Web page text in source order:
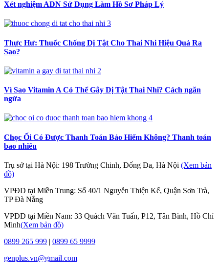
Xét nghiệm ADN Sử Dụng Làm Hồ Sơ Pháp Lý
Thực Hư: Thuốc Chống Dị Tật Cho Thai Nhi Hiệu Quả Ra
Sao?
Vì Sao Vitamin A Có Thể Gây Dị Tật Thai Nhi? Cách ngăn
ngừa
Chọc Ối Có Được Thanh Toán Bảo Hiểm Không? Thanh toán
bao nhiêu
Trụ sở tại Hà Nội: 198 Trường Chinh, Đống Đa, Hà Nội (Xem bản
đồ)
VPĐD tại Miền Trung: Số 40/1 Nguyễn Thiện Kế, Quận Sơn Trà,
TP Đà Nẵng
VPĐD tại Miền Nam: 33 Quách Văn Tuấn, P12, Tân Bình, Hồ Chí
Minh(Xem bản đồ)
0899 265 999 | 0899 65 9999
genplus.vn@gmail.com